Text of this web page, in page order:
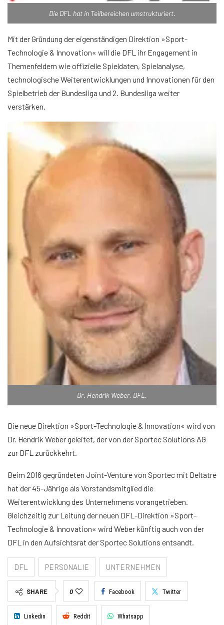
Die DFL hat in Teilbereichen umstrukturiert.
Mit der Gründung der eigenständigen Direktion »Sport-
Technologie & Innovation« will die DFL ihr Engagement in
Themenfeldern wie offizielle Spieldaten, Spielanalyse,
technologische Weiterentwicklungen und Innovationen für den
Spielbetrieb der Bundesliga und 2. Bundesliga weiter
verstärken.
Dr. Hendrik Weber, DFL.
Die neue Direktion »Sport-Technologie & Innovation« wird von
Dr. Hendrik Weber geleitet, der von der Sportec Solutions AG
zur DFL zurückkehrt.
Beim 2016 gegründeten Joint-Venture von Sportec mit Deltatre
hat der 45-Jährige als Vorstandsmitglied die
Weiterentwicklung des Unternehmens vorangetrieben.
Gleichzeitig zur Leitung der neuen DFL-Direktion »Sport-
Technologie & Innovation« wird Weber künftig auch von der
DFL in den Aufsichtsrat der Sportec Solutions entsandt.
DFL PERSONALIE UNTERNEHMEN
SHARE 0 Facebook Twitter
Linkedin Reddit Whatsapp